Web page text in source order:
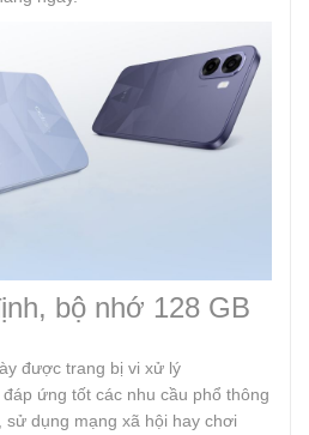
bộ nhớ 128 GB
được trang bị vi xử lý
ứng tốt các nhu cầu phổ thông
dụng mạng xã hội hay chơi